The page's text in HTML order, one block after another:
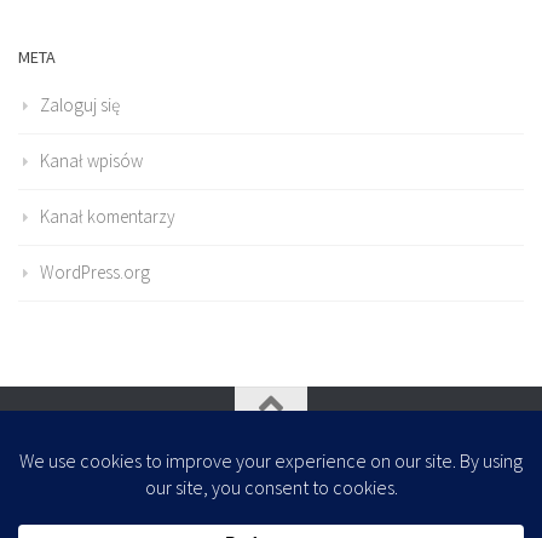
META
Zaloguj się
Kanał wpisów
Kanał komentarzy
WordPress.org